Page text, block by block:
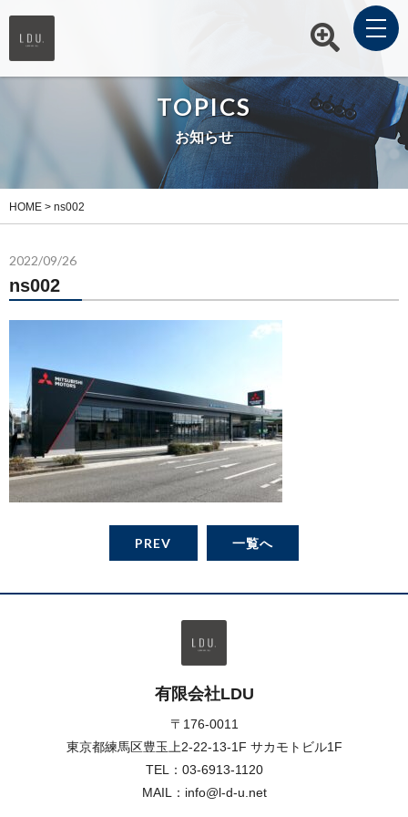
TOPICS
お知らせ
HOME > ns002
2022/09/26
ns002
PREV 一覧へ
有限会社LDU
〒176-0011
東京都練馬区豊玉上2-22-13-1F サカモトビル1F
TEL： 03-6913-1120
MAIL：info@l-d-u.net